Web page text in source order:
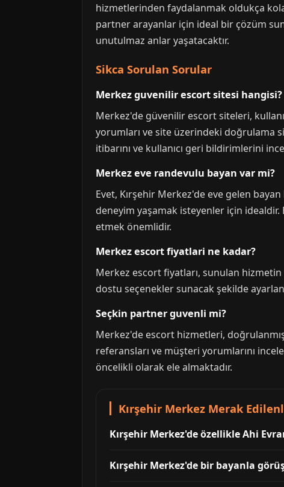
hizmetlerinden faydalanmak oldukça
partner arayanlar için ideal bir çözüm
unutulmaz anlar yaşatacaktır.
Sikca Sorulan Sorular
Merkez guvenilir escort sitesi hangisi?
Merkez'de güvenilir escort siteleri,
yorumları ve site üzerindeki doğrulama
itibarını ve kullanıcı geri bildirimlerini
Merkez eve randevulu bayan var mi?
Evet, Kırşehir Merkez'de eve gelen
deneyim yaşamak isteyenler için
etmek önemlidir.
Merkez escort fiyatlari ne kadar?
Merkez escort fiyatları, sunulan
dostu seçenekler sunacak şekilde
Seçkin partner guvenli mi?
Merkez'de escort hizmetleri,
referansları ve müşteri yorumlarını
öncelikli olarak ele almaktadır.
Kırşehir Merkez Merak
Kırşehir Merkez'de özellikle Ahi
Kırşehir Merkez'de bir bayanla